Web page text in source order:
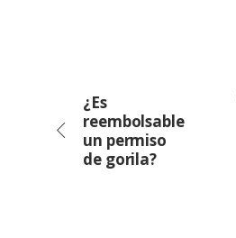
¿Es
reembolsable
un permiso
de gorila?